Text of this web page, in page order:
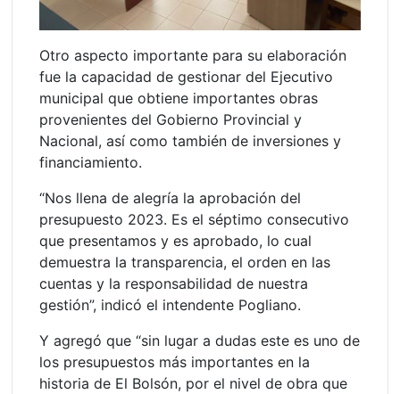
Otro aspecto importante para su elaboración
fue la capacidad de gestionar del Ejecutivo
municipal que obtiene importantes obras
provenientes del Gobierno Provincial y
Nacional, así como también de inversiones y
financiamiento.
“Nos llena de alegría la aprobación del
presupuesto 2023. Es el séptimo consecutivo
que presentamos y es aprobado, lo cual
demuestra la transparencia, el orden en las
cuentas y la responsabilidad de nuestra
gestión”, indicó el intendente Pogliano.
Y agregó que “sin lugar a dudas este es uno de
los presupuestos más importantes en la
historia de El Bolsón, por el nivel de obra que